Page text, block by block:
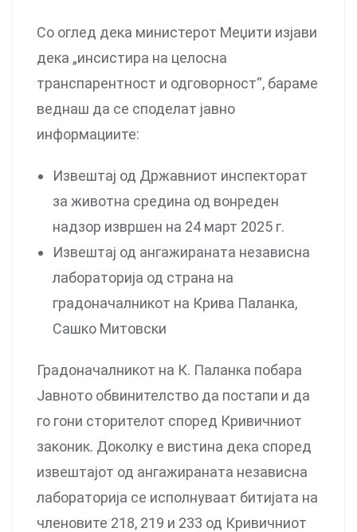
Со оглед дека министерот Меџити изјави
дека „инсистира на целосна
транспарентност и одговорност“, бараме
веднаш да се споделат јавно
информациите:
Извештај од Државниот инспекторат
за животна средина од вонреден
надзор извршен на 24 март 2025 г.
Извештај од ангажираната независна
лабораторија од страна на
градоначалникот на Крива Паланка,
Сашко Митовски
Градоначалникот на К. Паланка побара
Јавното обвинителство да постапи и да
го гони сторителот според Кривичниот
законик. Доколку е вистина дека според
извештајот од ангажираната независна
лабораторија се исполнуваат битијата на
членовите 218, 219 и 233 од Кривичниот